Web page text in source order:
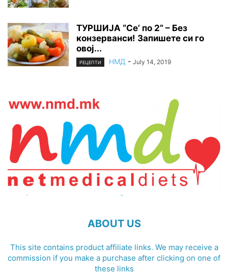
ТУРШИЈА “Се’ по 2” – Без
конзерванси! Запишете си го
овој...
РЕЦЕПТИ НМД - July 14, 2019
ABOUT US
This site contains product affiliate links. We may receive a
commission if you make a purchase after clicking on one of
these links